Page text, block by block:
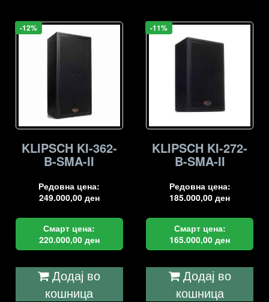
-12%
KLIPSCH KI-362-
B-SMA-II
Редовна цена:
249.000,00 ден
Смарт цена:
220.000,00 ден
Додај во
кошница
-11%
KLIPSCH KI-272-
B-SMA-II
Редовна цена:
185.000,00ден
Смарт цена:
165.000,00ден
Додај во
кошница